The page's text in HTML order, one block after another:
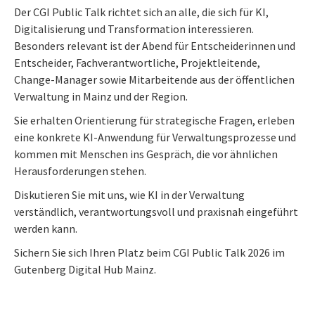
Der CGI Public Talk richtet sich an alle, die sich für KI,
Digitalisierung und Transformation interessieren.
Besonders relevant ist der Abend für Entscheiderinnen und
Entscheider, Fachverantwortliche, Projektleitende,
Change-Manager sowie Mitarbeitende aus der öffentlichen
Verwaltung in Mainz und der Region.
Sie erhalten Orientierung für strategische Fragen, erleben
eine konkrete KI-Anwendung für Verwaltungsprozesse und
kommen mit Menschen ins Gespräch, die vor ähnlichen
Herausforderungen stehen.
Diskutieren Sie mit uns, wie KI in der Verwaltung
verständlich, verantwortungsvoll und praxisnah eingeführt
werden kann.
Sichern Sie sich Ihren Platz beim CGI Public Talk 2026 im
Gutenberg Digital Hub Mainz.